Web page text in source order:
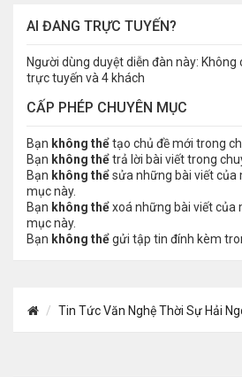
AI ĐANG TRỰC TUYẾN?
Người dùng duyệt diễn đàn này:
trực tuyến và 4 khách
CẤP PHÉP CHUYÊN MỤC
Bạn không thểtạo chủ đề mới trong
Bạn không thểtrả lời bài viết trong
Bạn không thểsửa những bài viết của
mục này.
Bạn không thểxoá những bài viết của
mục này.
Bạn không thểgửi tập tin đính kèm
Tin Tức Văn Nghệ Thời Sự Hải